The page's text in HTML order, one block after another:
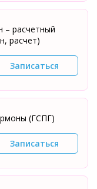
– расчетный
расчет)
Записаться
(ГСПГ)
Записаться